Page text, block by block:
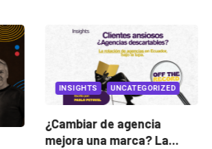
INSIGHTS UNCATEGORIZED
¿Cambiar de agencia
mejora una marca? La...